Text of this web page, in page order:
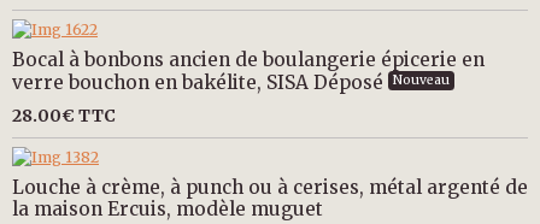
Bocal à bonbons ancien de boulangerie épicerie en
verre bouchon en bakélite, SISA Déposé
Nouveau
28.00€ TTC
Louche à crème, à punch ou à cerises, métal argenté de
la maison Ercuis, modèle muguet